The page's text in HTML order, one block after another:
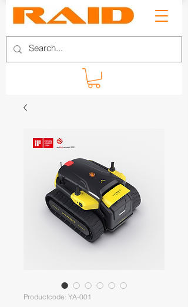
Productcode: YA-001